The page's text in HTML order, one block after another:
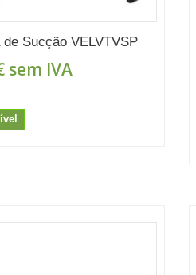
de Sucção VELVTVSP
sem IVA